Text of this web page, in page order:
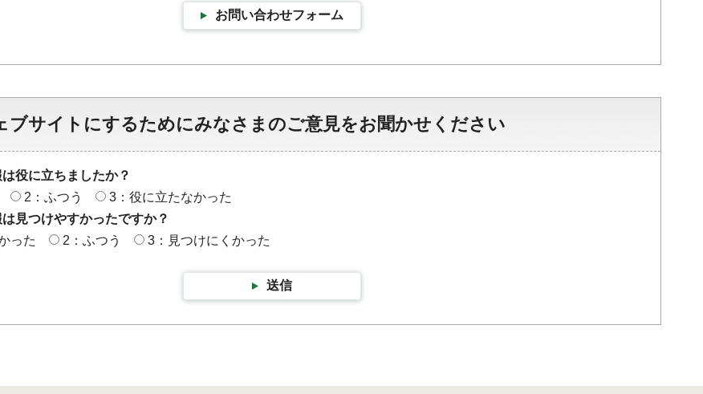
お問い合わせフォーム
ブサイトにするためにみなさまのご意見をお聞かせください
役に立ちましたか？
2：ふつう
3：役に立たなかった
見つけやすかったですか？
った
2：ふつう 3：見つけにくかった
送信